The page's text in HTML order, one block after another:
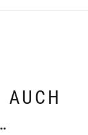
AUCH